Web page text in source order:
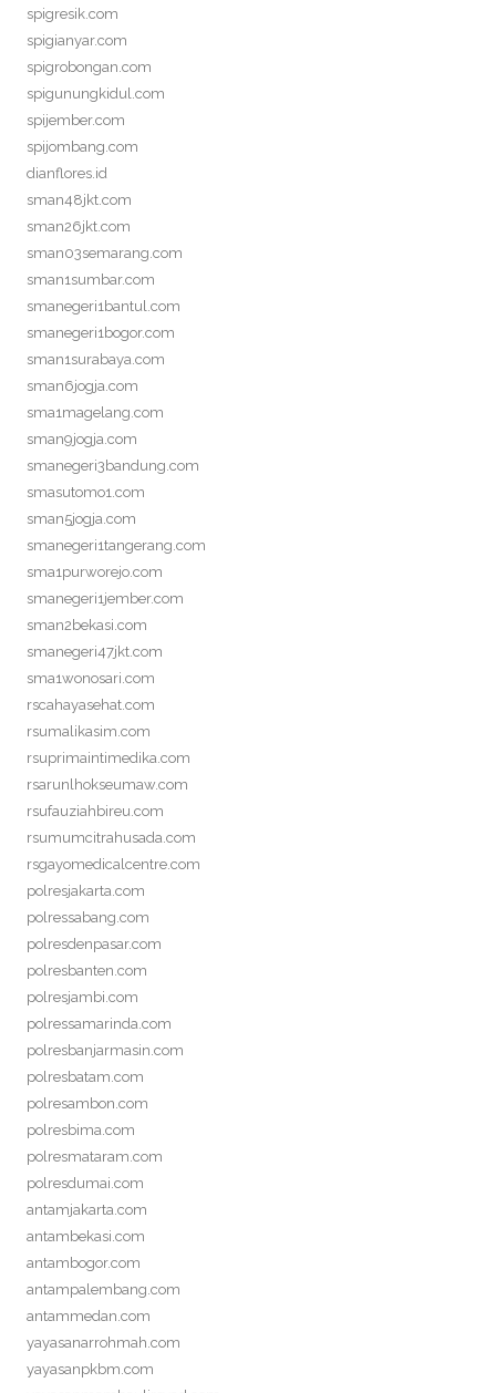
spigresik.com
spigianyar.com
spigrobongan.com
spigunungkidul.com
spijember.com
spijombang.com
dianflores.id
sman48jkt.com
sman26jkt.com
sman03semarang.com
sman1sumbar.com
smanegeri1bantul.com
smanegeri1bogor.com
sman1surabaya.com
sman6jogja.com
sma1magelang.com
sman9jogja.com
smanegeri3bandung.com
smasutomo1.com
sman5jogja.com
smanegeri1tangerang.com
sma1purworejo.com
smanegeri1jember.com
sman2bekasi.com
smanegeri47jkt.com
sma1wonosari.com
rscahayasehat.com
rsumalikasim.com
rsuprimaintimedika.com
rsarunlhokseumaw.com
rsufauziahbireu.com
rsumumcitrahusada.com
rsgayomedicalcentre.com
polresjakarta.com
polressabang.com
polresdenpasar.com
polresbanten.com
polresjambi.com
polressamarinda.com
polresbanjarmasin.com
polresbatam.com
polresambon.com
polresbima.com
polresmataram.com
polresdumai.com
antamjakarta.com
antambekasi.com
antambogor.com
antampalembang.com
antammedan.com
yayasanarrohmah.com
yayasanpkbm.com